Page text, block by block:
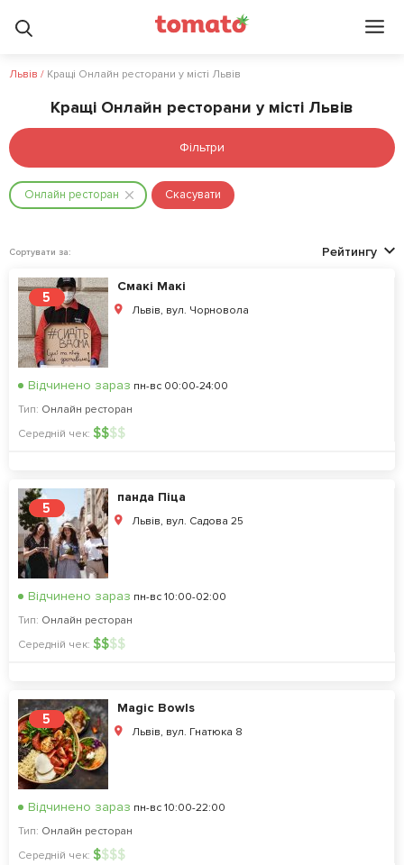
Львів / Кращі Онлайн ресторани у місті Львів
Кращі Онлайн ресторани у місті Львів
Фільтри
Онлайн ресторан Скасувати
Сортувати за: Рейтингу
5
Смакі Макі
Львів, вул. Чорновола
Відчинено зараз пн-вс 00:00-24:00
Тип: Онлайн ресторан
Середній чек: $$$$
5
панда Піца
Львів, вул. Садова 25
Відчинено зараз пн-вс 10:00-02:00
Тип: Онлайн ресторан
Середній чек: $$$$
5
Magic Bowls
Львів, вул. Гнатюка 8
Відчинено зараз пн-вс 10:00-22:00
Тип: Онлайн ресторан
Середній чек: $$$$